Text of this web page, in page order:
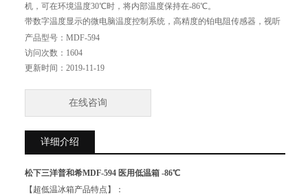
机，可在环境温度30℃时，将内部温度保持在-86℃。
带数字温度显示的微电脑温度控制系统，高精度的铂电阻传感器，视听
报警系统，聚亚胺酯原位整体发泡隔热层及易于开关的铰链门。
此类产品是医院和实验室的理想选择，适用于长期保存血液，标本和组
织贮藏以及各种测试。
产品型号： MDF-594
访问次数： 1604
更新时间： 2019-11-19
在线咨询
详细介绍
松下三洋普和希MDF-594 医用低温箱 -86℃
【超低温冰箱产品特点】：